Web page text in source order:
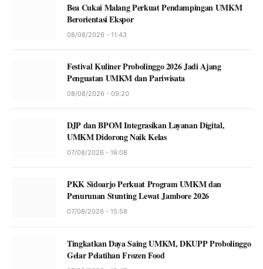
Bea Cukai Malang Perkuat Pendampingan UMKM
Berorientasi Ekspor
08/08/2026 - 11:43
Festival Kuliner Probolinggo 2026 Jadi Ajang
Penguatan UMKM dan Pariwisata
08/08/2026 - 09:20
DJP dan BPOM Integrasikan Layanan Digital,
UMKM Didorong Naik Kelas
07/08/2026 - 16:08
PKK Sidoarjo Perkuat Program UMKM dan
Penurunan Stunting Lewat Jambore 2026
07/08/2026 - 15:58
Tingkatkan Daya Saing UMKM, DKUPP Probolinggo
Gelar Pelatihan Frozen Food